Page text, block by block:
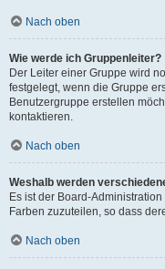
Nach oben
Wie werde ich Gruppenleiter?
Der Leiter einer Gruppe wird
festgelegt, wenn die Gruppe
Benutzergruppe erstellen
kontaktieren.
Nach oben
Weshalb werden
Es ist der Board-
Farben zuzuteilen, so dass
Nach oben